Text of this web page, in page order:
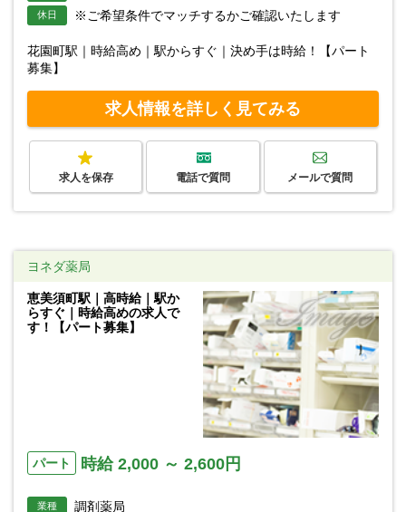
休日 ※ご希望条件でマッチするかご確認いたします
花園町駅｜時給高め｜駅からすぐ｜決め手は時給！【パート
募集】
求人情報を詳しく見てみる
求人を保存 電話で質問 メールで質問
ヨネダ薬局
恵美須町駅｜高時給｜駅か
らすぐ｜時給高めの求人で
す！【パート募集】
パート 時給 2,000 ～ 2,600円
業種 調剤薬局